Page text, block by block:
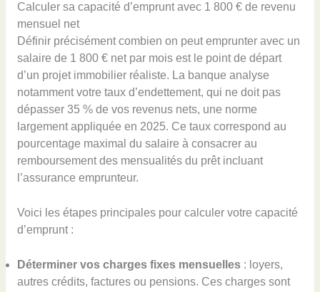
Calculer sa capacité d’emprunt avec 1 800 € de revenu
mensuel net
Définir précisément combien on peut emprunter avec un
salaire de 1 800 € net par mois est le point de départ
d’un projet immobilier réaliste. La banque analyse
notamment votre taux d’endettement, qui ne doit pas
dépasser 35 % de vos revenus nets, une norme
largement appliquée en 2025. Ce taux correspond au
pourcentage maximal du salaire à consacrer au
remboursement des mensualités du prêt incluant
l’assurance emprunteur.
Voici les étapes principales pour calculer votre capacité
d’emprunt :
Déterminer vos charges fixes mensuelles: loyers,
autres crédits, factures ou pensions. Ces charges sont